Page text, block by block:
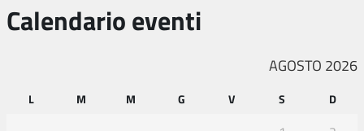
Calendario eventi
AGOSTO 2026
L M M G V S D